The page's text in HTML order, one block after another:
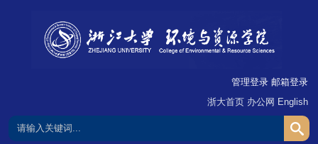
管理登录 邮箱登录
浙大首页 办公网 English